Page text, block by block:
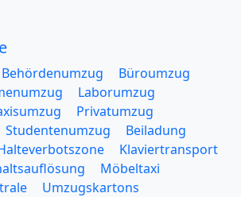
Behördenumzug
Büroumzug
Laborumzug
Privatumzug
Studentenumzug
Beiladung
Klaviertransport
Möbeltaxi
Umzugskartons